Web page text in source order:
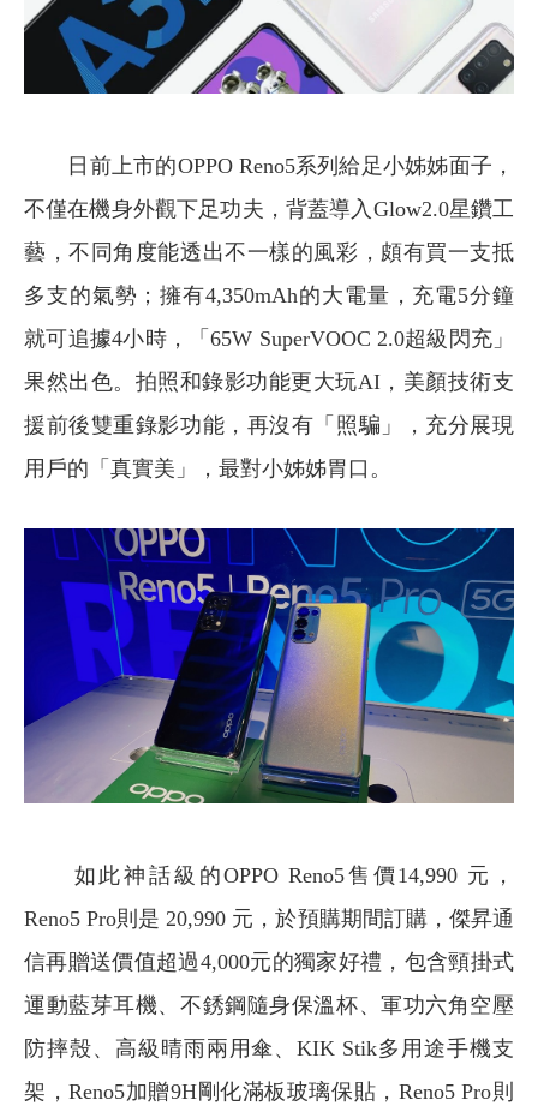
日前上市的OPPO Reno5系列給足小姊姊面子，
不僅在機身外觀下足功夫，背蓋導入Glow2.0星鑽工
藝，不同角度能透出不一樣的風彩，頗有買一支抵
多支的氣勢；擁有4,350mAh的大電量，充電5分鐘
就可追據4小時，「65W SuperVOOC 2.0超級閃充」
果然出色。拍照和錄影功能更大玩AI，美顏技術支
援前後雙重錄影功能，再沒有「照騙」，充分展現
用戶的「真實美」，最對小姊姊胃口。
如此神話級的OPPO Reno5售價14,990 元，
Reno5 Pro則是 20,990 元，於預購期間訂購，傑昇通
信再贈送價值超過4,000元的獨家好禮，包含頸掛式
運動藍芽耳機、不銹鋼隨身保溫杯、軍功六角空壓
防摔殼、高級晴雨兩用傘、KIK Stik多用途手機支
架，Reno5加贈9H剛化滿板玻璃保貼，Reno5 Pro則